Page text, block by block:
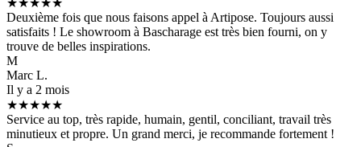
★★★★★
Deuxième fois que nous faisons appel à Artipose. Toujours aussi
satisfaits ! Le showroom à Bascharage est très bien fourni, on y
trouve de belles inspirations.
M
Marc L.
Il y a 2 mois
★★★★★
Service au top, très rapide, humain, gentil, conciliant, travail très
minutieux et propre. Un grand merci, je recommande fortement !